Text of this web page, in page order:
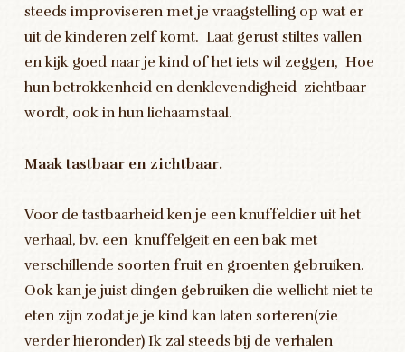
steeds improviseren met je vraagstelling op wat er
uit de kinderen zelf komt. Laat gerust stiltes vallen
en kijk goed naar je kind of het iets wil zeggen, Hoe
hun betrokkenheid en denklevendigheid zichtbaar
wordt, ook in hun lichaamstaal.
Maak tastbaar en zichtbaar.
Voor de tastbaarheid ken je een knuffeldier uit het
verhaal, bv. een knuffelgeit en een bak met
verschillende soorten fruit en groenten gebruiken.
Ook kan je juist dingen gebruiken die wellicht niet te
eten zijn zodat je je kind kan laten sorteren(zie
verder hieronder) Ik zal steeds bij de verhalen